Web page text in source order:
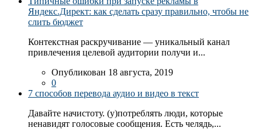
Яндекс.Директ: как сделать сразу правильно, чтобы не
слить бюджет
Контекстная раскручивание — уникальный канал
привлечения целевой аудитории получи и...
Опубликован 18 августа, 2019
0
7 способов перевода аудио и видео в текст
Давайте начистоту. (у)потреблять люди, которые
ненавидят голосовые сообщения. Есть челядь,...